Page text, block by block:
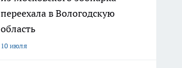
переехала в Вологодскую
область
10 июля